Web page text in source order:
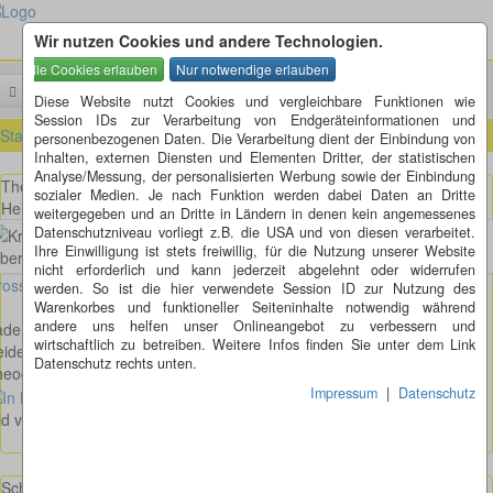
Wir nutzen Cookies und andere Technologien.
Diese Website nutzt Cookies und vergleichbare Funktionen wie
Session IDs zur Verarbeitung von Endgeräteinformationen und
personenbezogenen Daten. Die Verarbeitung dient der Einbindung von
Inhalten, externen Diensten und Elementen Dritter, der statistischen
Analyse/Messung, der personalisierten Werbung sowie der Einbindung
sozialer Medien. Je nach Funktion werden dabei Daten an Dritte
weitergegeben und an Dritte in Ländern in denen kein angemessenes
Datenschutzniveau vorliegt z.B. die USA und von diesen verarbeitet.
Ihre Einwilligung ist stets freiwillig, für die Nutzung unserer Website
nicht erforderlich und kann jederzeit abgelehnt oder widerrufen
werden. So ist die hier verwendete Session ID zur Nutzung des
Warenkorbes und funktioneller Seiteninhalte notwendig während
andere uns helfen unser Onlineangebot zu verbessern und
wirtschaftlich zu betreiben. Weitere Infos finden Sie unter dem Link
Datenschutz rechts unten.
Impressum | Datenschutz
Startseite » Städte von A - Z mit Kreiselkunst » H » Heidenheim (BW)
Theodort-Heuss-Straße - Bühlstraße - Friedrich-Ebert-Straße in
Heidenheim an der Brenz
Bild anzeigen
Württemberg
an der Brenz
Heuss-Straße - Bühlstraße - Friedrich-Ebert-Straße
von Thomas Kappel
Schloßhaustraße in Heidenheim beim Naturtheater